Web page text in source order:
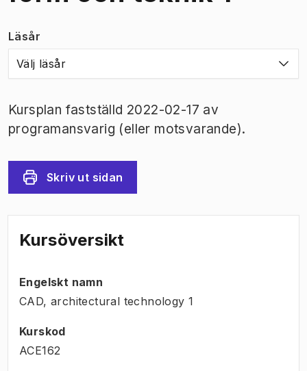
Läsår
Välj läsår
Kursplan fastställd 2022-02-17 av
programansvarig (eller motsvarande).
Skriv ut sidan
Kursöversikt
Engelskt namn
CAD, architectural technology 1
Kurskod
ACE162